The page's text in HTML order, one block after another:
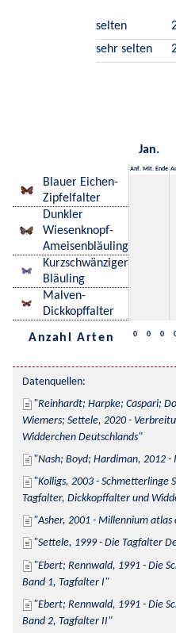
selten
sehr selten
Jan.
Anf. Mit. Ende
Blauer Eichen-
Zipfelfalter
Dunkler
Wiesenknopf-
Ameisenbläuling
Kurzschwänziger
Bläuling
Malven-
Dickkopffalter
Anzahl Arten 0 0 0
Datenquellen:
Reinhardt; Harpke; Caspari;
Wiemers; Settele, 2020 -
Widderchen Deutschlands
Nash; Boyd; Hardiman, 2012
Kolligs, 2003 - Schmetterlinge
Tagfalter, Dickkopffalter und
Asher, 2001 - Millennium
Settele, 1999 - Die Tagfalter
Ebert; Rennwald, 1991 - Die
Band 1, Tagfalter I
Ebert; Rennwald, 1991 - Die
Band 2, Tagfalter II